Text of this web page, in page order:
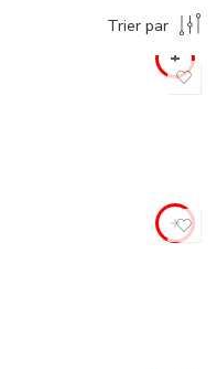
Trier par